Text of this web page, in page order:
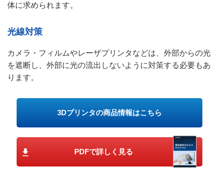
体に求められます。
光線対策
カメラ・フィルムやレーザプリンタなどは、外部からの光
を遮断し、外部に光の流出しないように対策する必要もあ
ります。
3Dプリンタの商品情報はこちら
PDFで詳しく見る